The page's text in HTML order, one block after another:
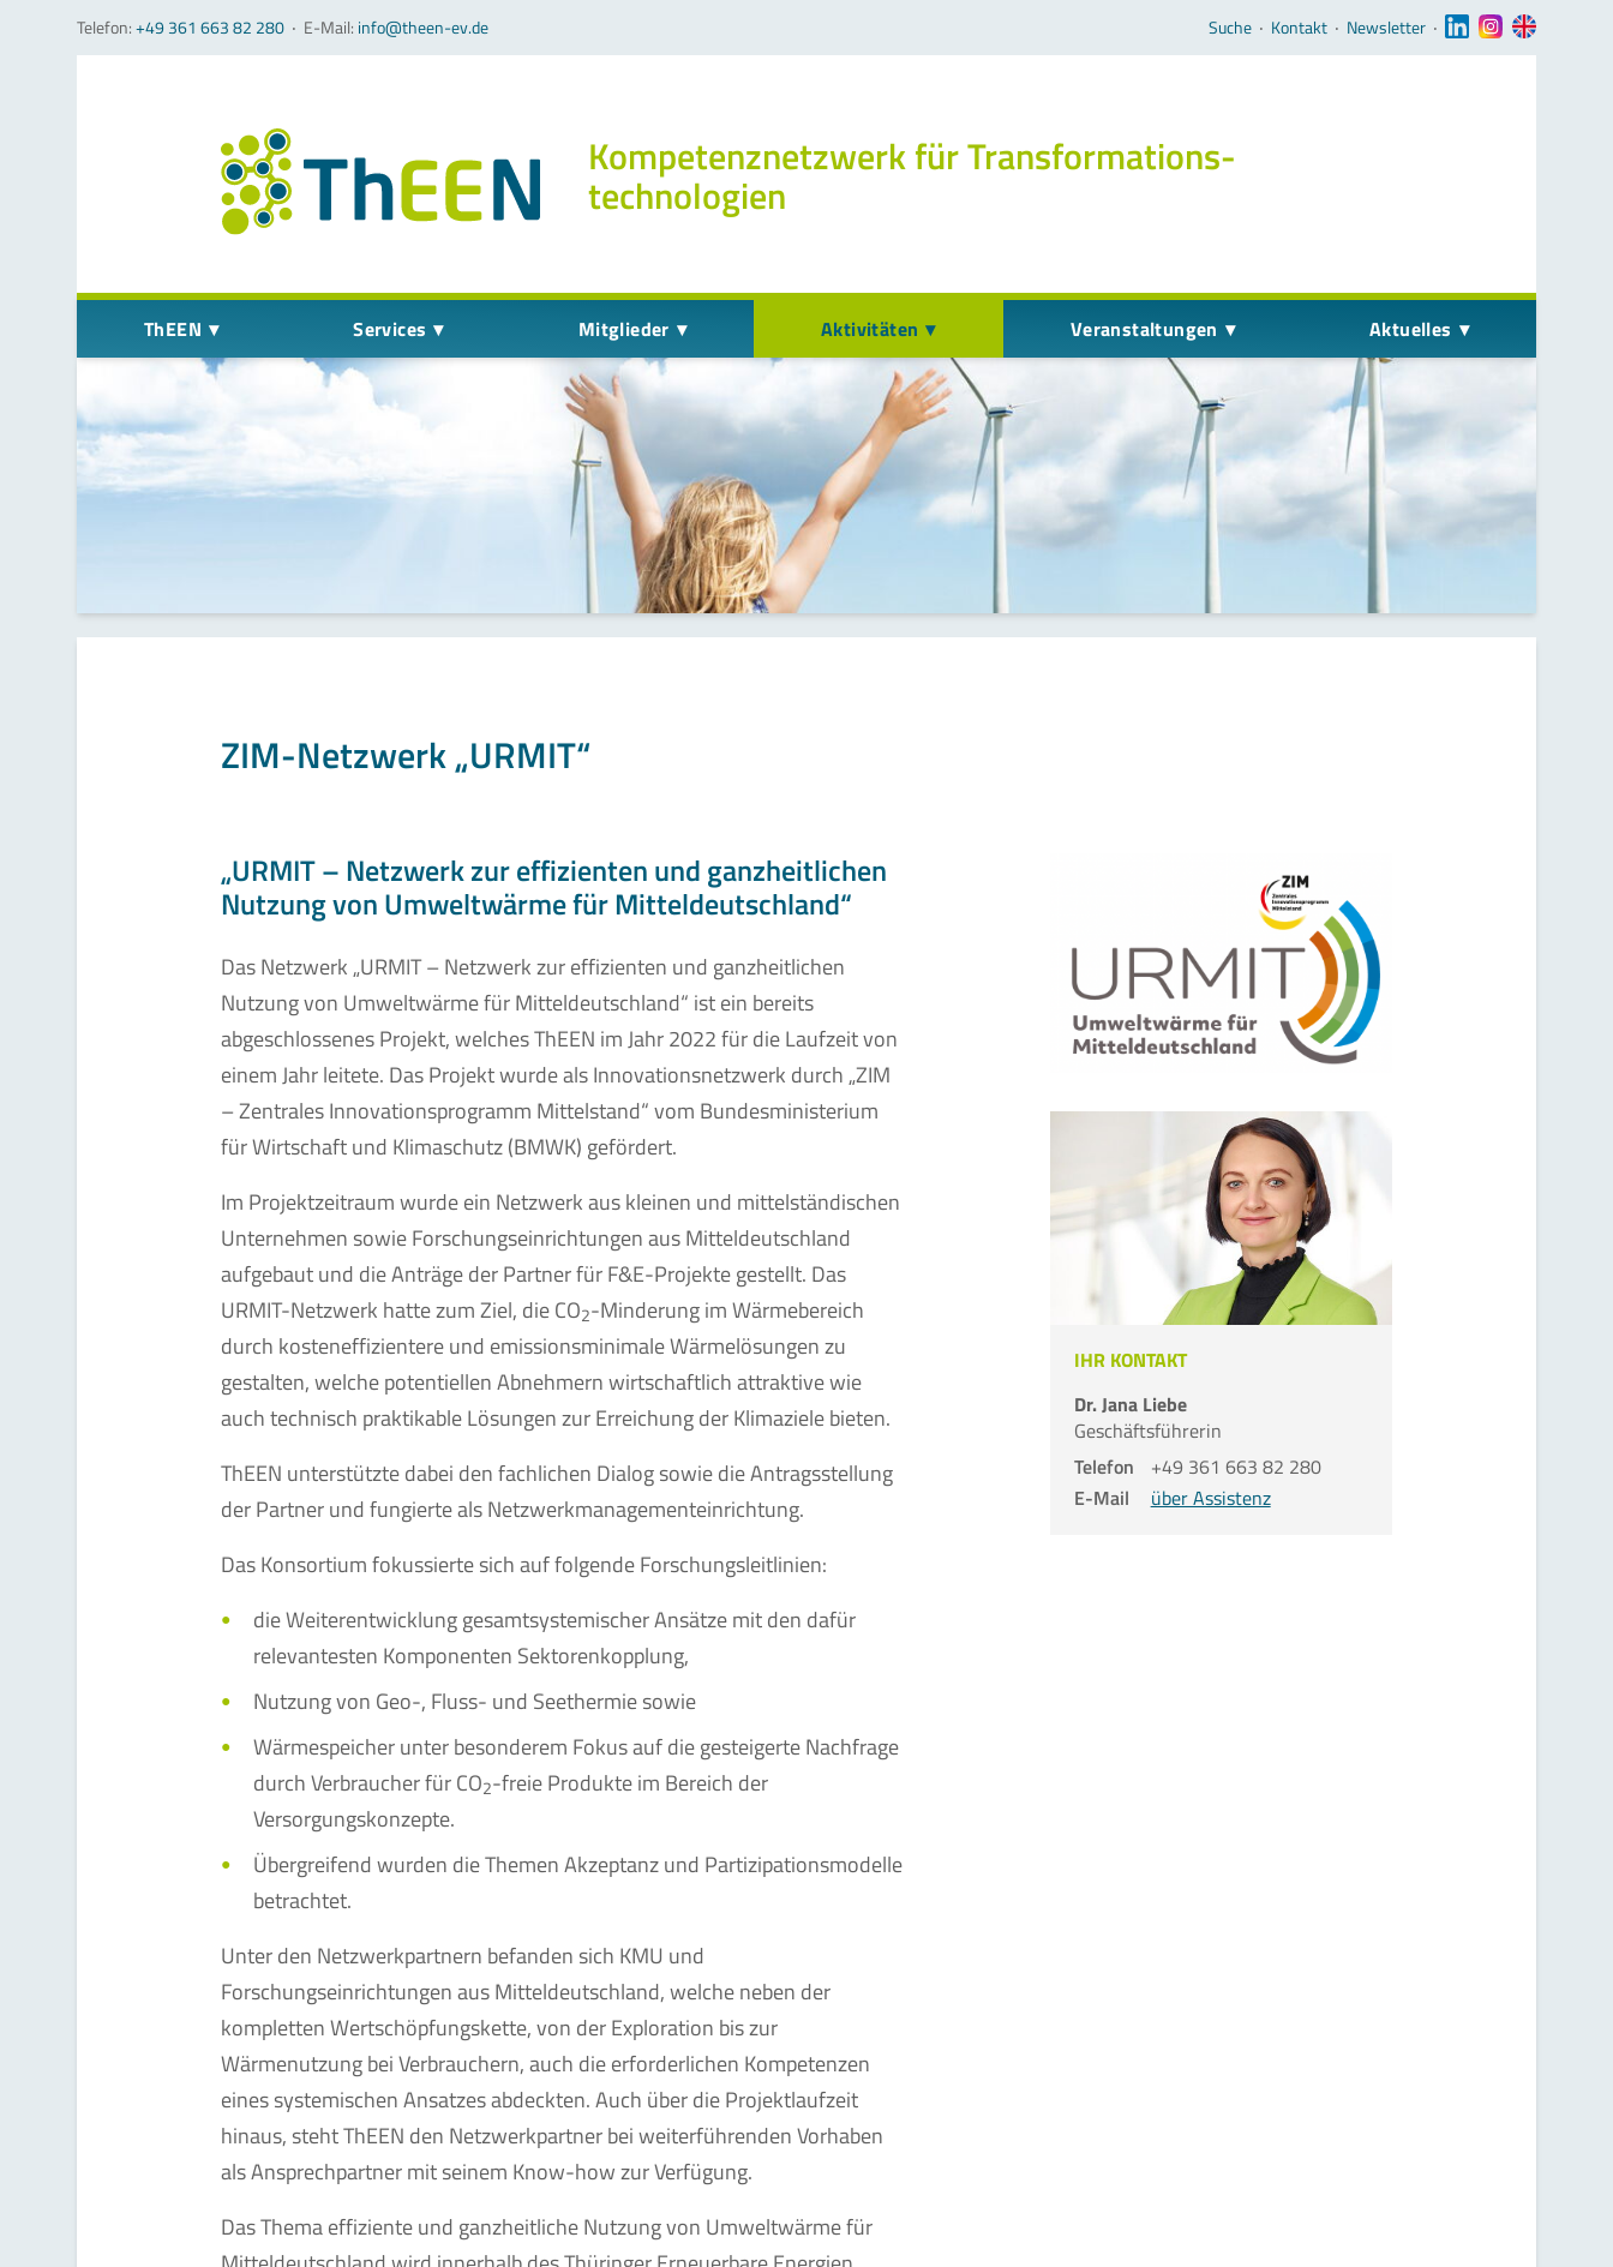
Telefon:+49 361 663 82 280 ‧ E-Mail: info@theen-ev.de Navigation überspringen
Suche ‧ Kontakt ‧ Newsletter ‧
Kompetenz­netzwerk für Transformations­
technologien
Navigation überspringen
ThEEN Services Mitglieder Aktivitäten Veranstaltungen Aktuelles
ZIM-Netzwerk „URMIT“
„URMIT – Netzwerk zur effizienten und ganzheitlichen
Nutzung von Umweltwärme für Mitteldeutschland“
Das Netzwerk „URMIT – Netzwerk zur effizienten und ganzheitlichen
Nutzung von Umweltwärme für Mitteldeutschland“ ist ein bereits
abgeschlossenes Projekt, welches ThEEN im Jahr 2022 für die Laufzeit von
einem Jahr leitete. Das Projekt wurde als Innovationsnetzwerk durch „ZIM
– Zentrales Innovationsprogramm Mittelstand“ vom Bundesministerium
für Wirtschaft und Klimaschutz (BMWK) gefördert.
Im Projektzeitraum wurde ein Netzwerk aus kleinen und mittelständischen
Unternehmen sowie Forschungseinrichtungen aus Mitteldeutschland
aufgebaut und die Anträge der Partner für F&E-Projekte gestellt. Das
URMIT-Netzwerk hatte zum Ziel, die CO2-Minderung im Wärmebereich
durch kosteneffizientere und emissionsminimale Wärmelösungen zu
gestalten, welche potentiellen Abnehmern wirtschaftlich attraktive wie
auch technisch praktikable Lösungen zur Erreichung der Klimaziele bieten.
ThEEN unterstützte dabei den fachlichen Dialog sowie die Antragsstellung
der Partner und fungierte als Netzwerkmanagementeinrichtung.
Das Konsortium fokussierte sich auf folgende Forschungsleitlinien:
die Weiterentwicklung gesamtsystemischer Ansätze mit den dafür
relevantesten Komponenten Sektorenkopplung,
Nutzung von Geo-, Fluss- und Seethermie sowie
Wärmespeicher unter besonderem Fokus auf die gesteigerte Nachfrage
durch Verbraucher für CO2-freie Produkte im Bereich der
Versorgungskonzepte.
Übergreifend wurden die Themen Akzeptanz und Partizipationsmodelle
betrachtet.
Unter den Netzwerkpartnern befanden sich KMU und
Forschungseinrichtungen aus Mitteldeutschland, welche neben der
kompletten Wertschöpfungskette, von der Exploration bis zur
Wärmenutzung bei Verbrauchern, auch die erforderlichen Kompetenzen
eines systemischen Ansatzes abdeckten. Auch über die Projektlaufzeit
hinaus, steht ThEEN den Netzwerkpartner bei weiterführenden Vorhaben
als Ansprechpartner mit seinem Know-how zur Verfügung.
Das Thema effiziente und ganzheitliche Nutzung von Umweltwärme für
IHR KONTAKT
Dr. Jana Liebe
Geschäftsführerin
Telefon
+49 361 663 82 280
E-Mail
über Assistenz